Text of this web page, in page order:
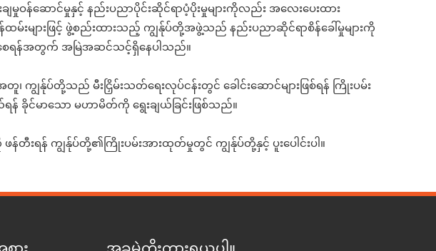
ဝန်ဆောင်မှုနှင့် နည်းပညာပိုင်းဆိုင်ရာပံ့ပိုးမှုများကိုလည်း အလေးပေးထား
းများဖြင့် ဖွဲ့စည်းထားသည့် ကျွန်ုပ်တို့အဖွဲ့သည် နည်းပညာဆိုင်ရာစိန်ခေါ်မှုများကို
ာစေရန်အတွက် အမြဲအဆင်သင့်ရှိနေပါသည်။
ျွန်ုပ်တို့သည် မီးငြှိမ်းသတ်ရေးလုပ်ငန်းတွင် ခေါင်းဆောင်များဖြစ်ရန် ကြိုးပမ်း
န် ခိုင်မာသော မဟာမိတ်ကို ရွေးချယ်ခြင်းဖြစ်သည်။
တီးရန် ကျွန်ုပ်တို့၏ကြိုးပမ်းအားထုတ်မှုတွင် ကျွန်ုပ်တို့နှင့် ပူးပေါင်းပါ။